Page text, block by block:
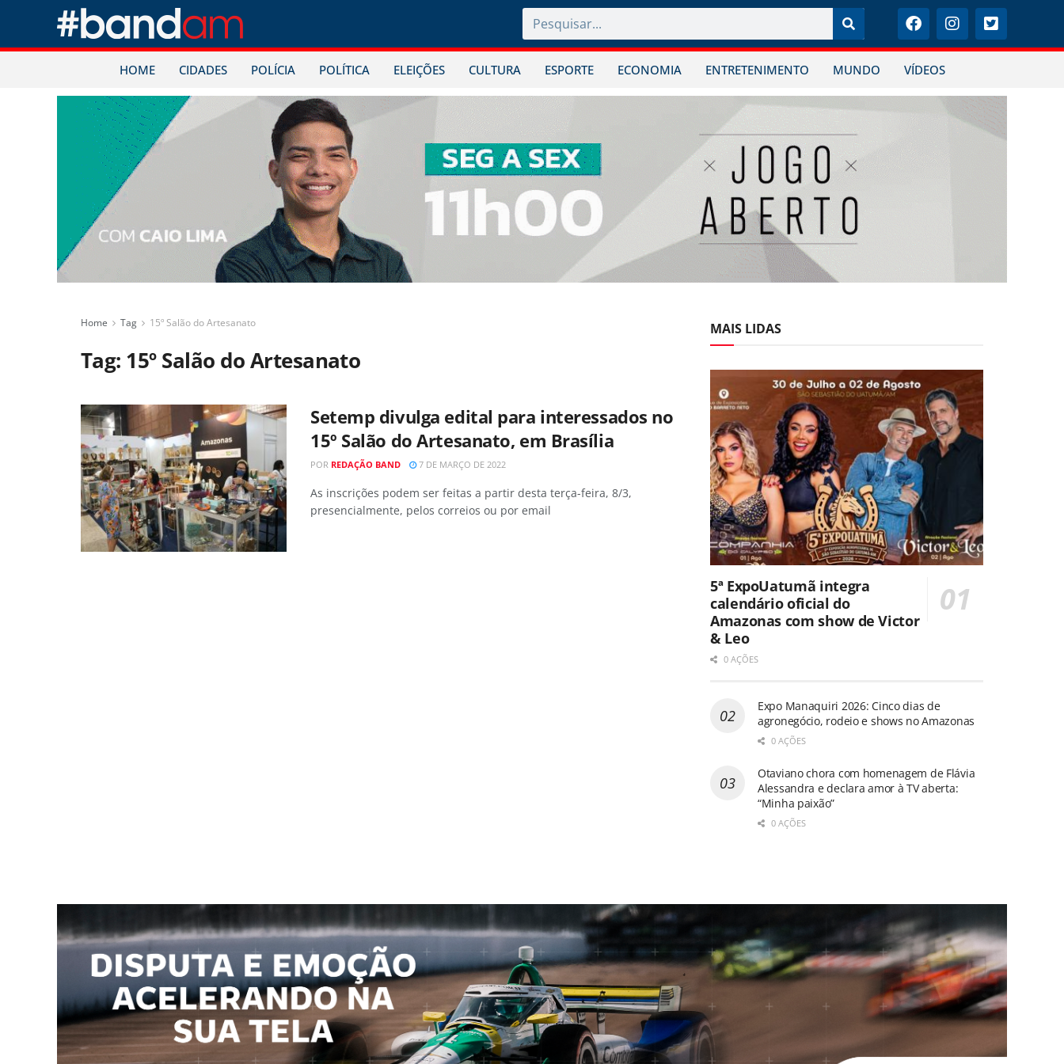
HOME CIDADES POLÍCIA POLÍTICA ELEIÇÕES CULTURA ESPORTE ECONOMIA ENTRETENIMENTO MUNDO VÍDEOS
Home Tag 15º Salão do Artesanato
Tag: 15º Salão do Artesanato
Setemp divulga edital para interessados no
15º Salão do Artesanato, em Brasília
POR REDAÇÃO BAND 7 DE MARÇO DE 2022
As inscrições podem ser feitas a partir desta terça-feira, 8/3,
presencialmente, pelos correios ou por email
MAIS LIDAS
5ª ExpoUatumã integra
calendário oficial do
Amazonas com show de Victor
& Leo
0 AÇÕES
Expo Manaquiri 2026: Cinco dias de
agronegócio, rodeio e shows no Amazonas
0 AÇÕES
Otaviano chora com homenagem de Flávia
Alessandra e declara amor à TV aberta:
“Minha paixão”
0 AÇÕES